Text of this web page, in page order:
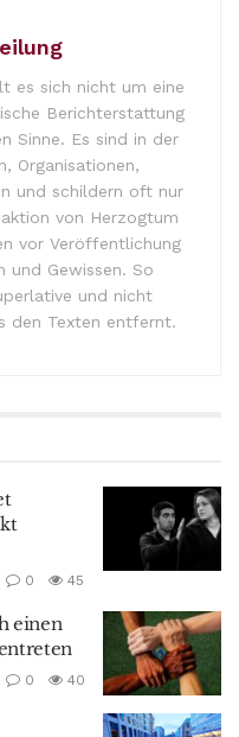
es sich nicht um eine
Berichterstattung
Sinne. Es sind in der
Organisationen,
und schildern oft nur
von Herzogtum
vor Veröffentlichung
und Gewissen. So
und nicht
den Texten entfernt.
0 45
einen
0 40